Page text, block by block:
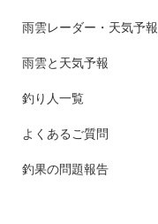
雨雲レーダー・天気予報
雨雲と天気予報
釣り人一覧
よくあるご質問
釣果の問題報告